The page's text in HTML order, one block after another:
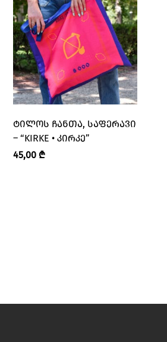
ᲢᲘᲚᲝᲡ ᲩᲐᲜᲗᲐ, ᲡᲐᲤᲔᲠᲐᲕᲘ
– “KIRKE • ᲙᲘᲠᲙᲔ”
45,00 ₾